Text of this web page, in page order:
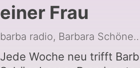
einer Frau
barba radio,
Jede Woche neu trifft